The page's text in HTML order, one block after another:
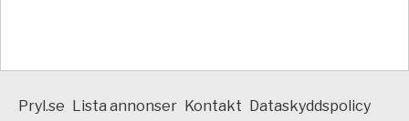
Pryl.se Lista annonser Kontakt Dataskyddspolicy